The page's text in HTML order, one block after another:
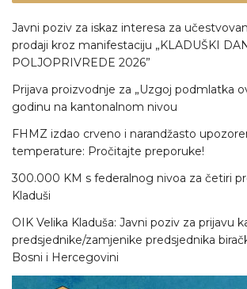
Javni poziv za iskaz interesa za
prodaji kroz manifestaciju „KLADUŠKI
POLJOPRIVREDE 2026”
Prijava proizvodnje za „Uzgoj podmlatka
godinu na kantonalnom nivou
FHMZ izdao crveno i narandžasto
temperature: Pročitajte preporuke!
300.000 KM s federalnog nivoa za četiri
Kladuši
OIK Velika Kladuša: Javni poziv za prijavu
predsjednike/zamjenike predsjednika
Bosni i Hercegovini